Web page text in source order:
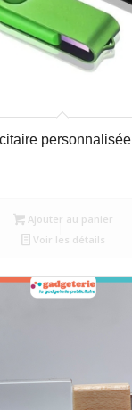
personnalisée
Ajouter au panier
Voir les détails